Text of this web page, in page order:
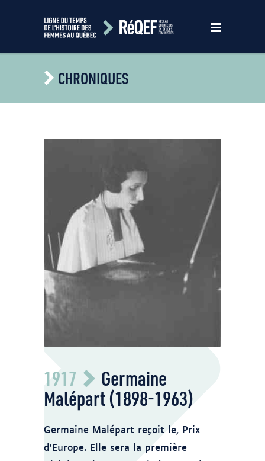
CHRONIQUES
action=show&id=643. L'original de cette
photo est la propriété d'Odile Malépart,
nièce de Germaine Malépart.
1917 Germaine
Malépart (1898-1963)
Germaine Malépart reçoit le, Prix
d’Europe. Elle sera la première